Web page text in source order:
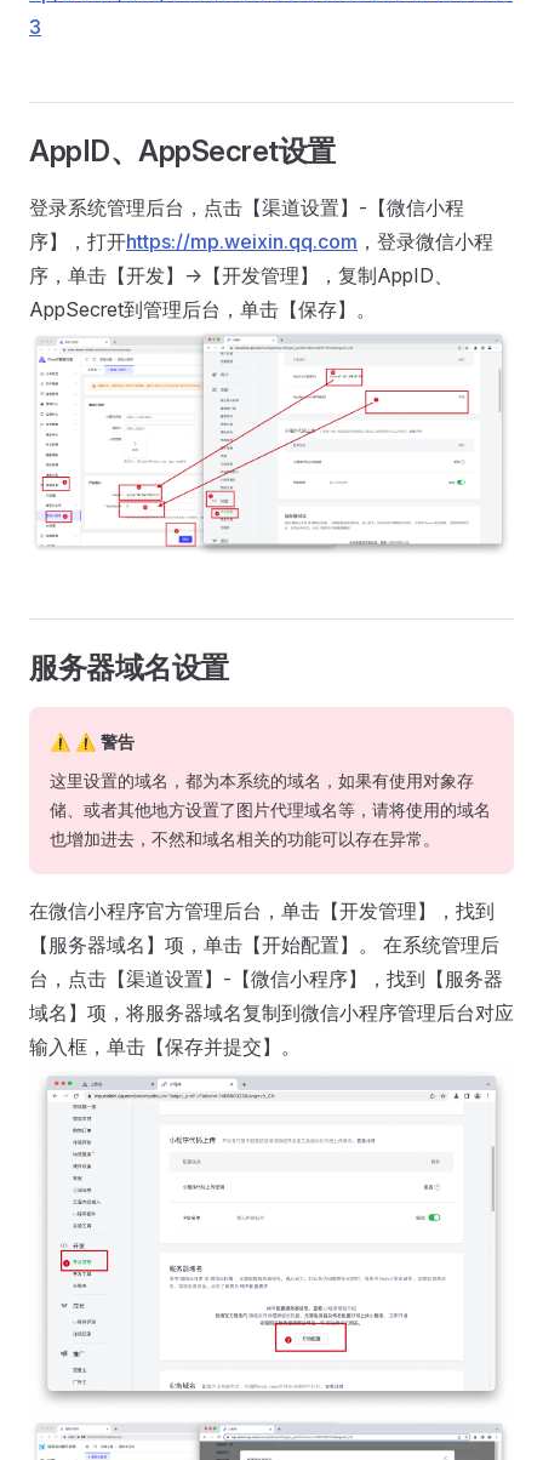
3
AppID、AppSecret设置
登录系统管理后台，点击【渠道设置】-【微信小程
序】，打开https://mp.weixin.qq.com ，登录微信小程
序，单击【开发】->【开发管理】，复制AppID、
AppSecret到管理后台，单击【保存】。
服务器域名设置
⚠ ⚠️ 警告
这里设置的域名，都为本系统的域名，如果有使用对象存
储、或者其他地方设置了图片代理域名等，请将使用的域名
也增加进去，不然和域名相关的功能可以存在异常。
在微信小程序官方管理后台，单击【开发管理】，找到
【服务器域名】项，单击【开始配置】。 在系统管理后
台，点击【渠道设置】-【微信小程序】，找到【服务器
域名】项，将服务器域名复制到微信小程序管理后台对应
输入框，单击【保存并提交】。